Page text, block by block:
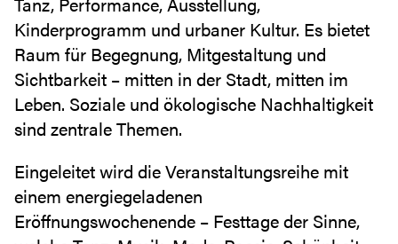
Kinderprogramm und urbaner Kultur. Es bietet
Raum für Begegnung, Mitgestaltung und
Sichtbarkeit – mitten in der Stadt, mitten im
Leben. Soziale und ökologische Nachhaltigkeit
sind zentrale Themen.
Eingeleitet wird die Veranstaltungsreihe mit
einem energiegeladenen
Eröffnungswochenende – Festtage der Sinne,